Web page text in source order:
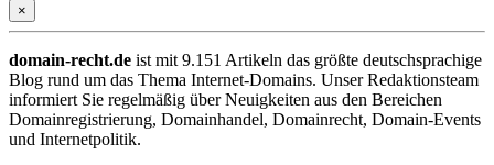
×
domain-recht.de ist mit 9.151 Artikeln das größte deutschsprachige
Blog rund um das Thema Internet-Domains. Unser Redaktionsteam
informiert Sie regelmäßig über Neuigkeiten aus den Bereichen
Domainregistrierung, Domainhandel, Domainrecht, Domain-Events
und Internetpolitik.